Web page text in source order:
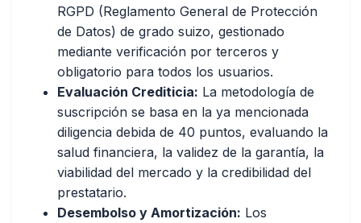
RGPD (Reglamento General de Protección
de Datos) de grado suizo, gestionado
mediante verificación por terceros y
obligatorio para todos los usuarios.
Evaluación Crediticia: La metodología de
suscripción se basa en la ya mencionada
diligencia debida de 40 puntos, evaluando la
salud financiera, la validez de la garantía, la
viabilidad del mercado y la credibilidad del
prestatario.
Desembolso y Amortización: Los